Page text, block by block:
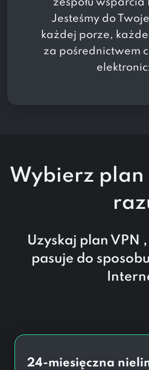
zespołu wsparcia
Jesteśmy do
każdej porze,
za pośrednictwem
Wybierz plan
Uzyskaj plan VPN
pasuje do
24-miesięczna